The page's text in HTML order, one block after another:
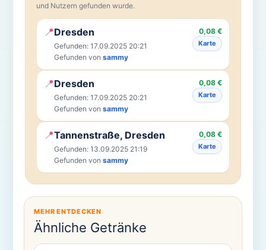
und Nutzern gefunden wurde.
📍Dresden
Gefunden: 17.09.2025 20:21
Gefunden von sammy
0,08 €
Karte
📍Dresden
Gefunden: 17.09.2025 20:21
Gefunden von sammy
0,08 €
Karte
📍Tannenstraße, Dresden
Gefunden: 13.09.2025 21:19
Gefunden von sammy
0,08 €
Karte
MEHR ENTDECKEN
Ähnliche Getränke